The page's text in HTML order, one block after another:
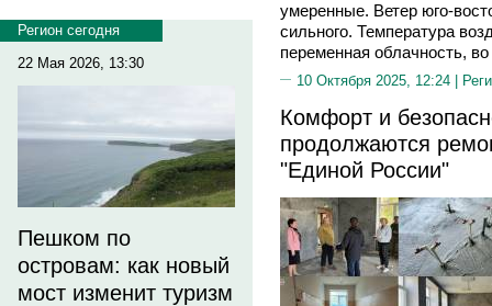
Регион сегодня
22 Мая 2026, 13:30
Пешком по
островам: как новый
мост изменит туризм
умеренные. Ветер юго-
сильного. Температура
переменная облачность,
10 Октября 2025, 12:24 |
Комфорт и
продолжаются
"Единой России"